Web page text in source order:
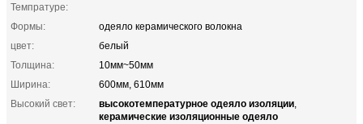
Темпратуре:
Формы:
одеяло керамического волокна
цвет:
белый
Толщина:
10мм~50мм
Ширина:
600мм, 610мм
Высокий свет:
высокотемпературное одеяло изоляции,
керамические изоляционные одеяло